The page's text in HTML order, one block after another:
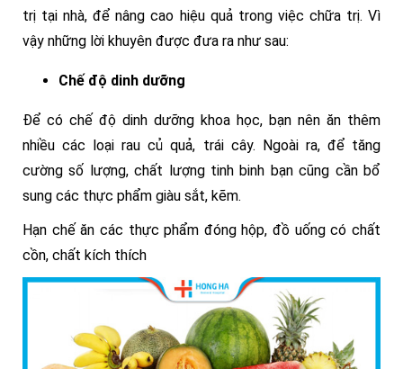
trị tại nhà, để nâng cao hiệu quả trong việc chữa trị. Vì
vậy những lời khuyên được đưa ra như sau:
Chế độ dinh dưỡng
Để có chế độ dinh dưỡng khoa học, bạn nên ăn thêm
nhiều các loại rau củ quả, trái cây. Ngoài ra, để tăng
cường số lượng, chất lượng tinh binh bạn cũng cần bổ
sung các thực phẩm giàu sắt, kẽm.
Hạn chế ăn các thực phẩm đóng hộp, đồ uống có chất
cồn, chất kích thích